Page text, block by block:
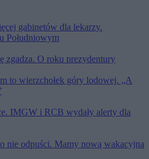
gabinetów dla lekarzy.
Południowym
zgadza. O roku prezydentury
to wierzchołek góry lodowej. „A
IMGW i RCB wydały alerty dla
nie odpuści. Mamy nową wakacyjną